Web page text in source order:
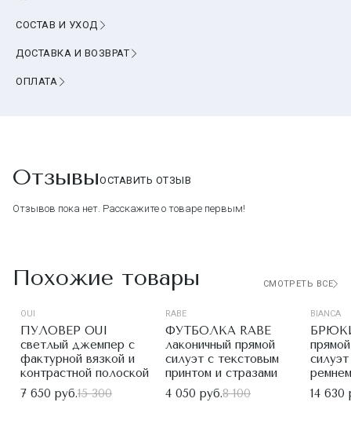
СОСТАВ И УХОД
ДОСТАВКА И ВОЗВРАТ
ОПЛАТА
ОтзывыОСТАВИТЬ ОТЗЫВ
Отзывов пока нет. Расскажите о товаре первым!
Похожие товары СМОТРЕТЬ ВСЕ
OUI
ПУЛОВЕР OUI
светлый джемпер с
фактурной вязкой и
контрастной полоской
7 650 руб.15 300
RABE
ФУТБОЛКА RABE
лаконичный прямой
силуэт с текстовым
принтом и стразами
4 050 руб.8 100
BIANCA
14 630